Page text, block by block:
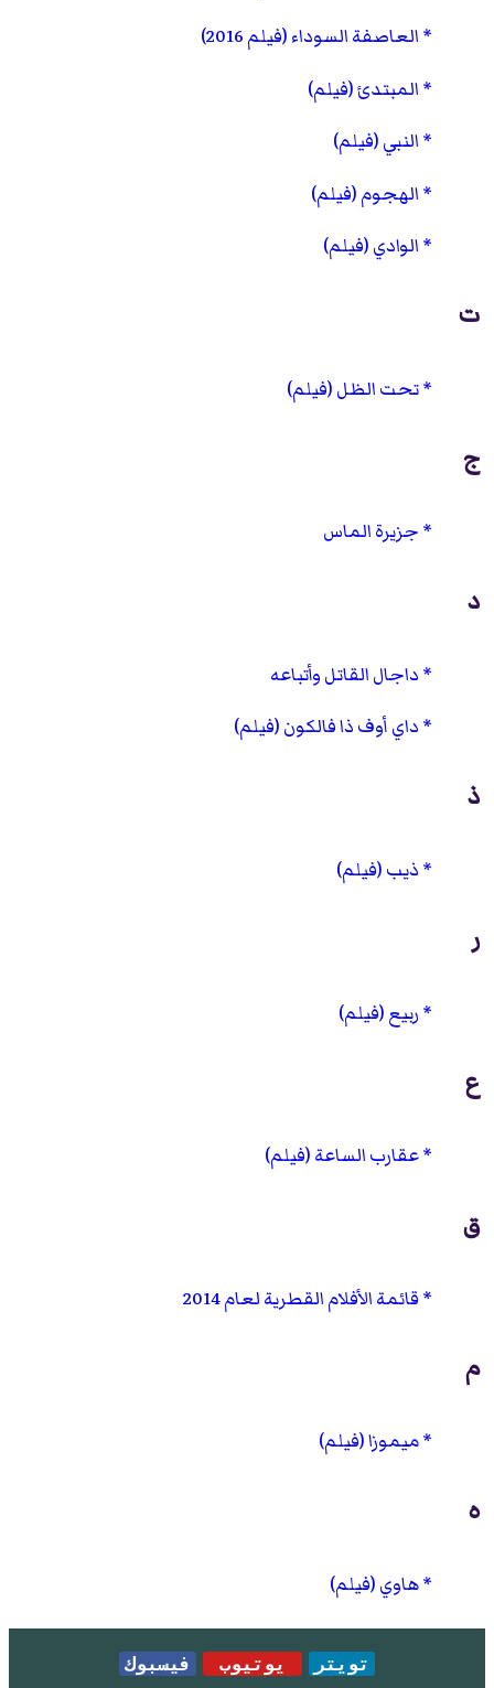
العاصفة السوداء (فيلم 2016)
المبتدئ (فيلم)
النبي (فيلم)
الهجوم (فيلم)
الوادي (فيلم)
ت
تحت الظل (فيلم)
ج
جزيرة الماس
د
داجال القاتل وأتباعه
داي أوف ذا فالكون (فيلم)
ذ
ذيب (فيلم)
ر
ربيع (فيلم)
ع
عقارب الساعة (فيلم)
ق
قائمة الأفلام القطرية لعام 2014
م
ميموزا (فيلم)
ه
هاوي (فيلم)
تويتر يوتيوب فيسبوك